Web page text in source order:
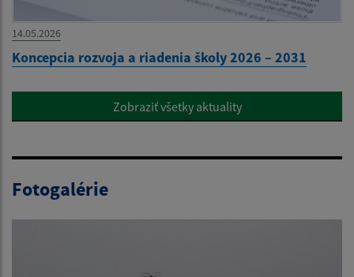
14.05.2026
Koncepcia rozvoja a riadenia školy 2026 – 2031
Zobraziť všetky aktuality
Fotogalérie